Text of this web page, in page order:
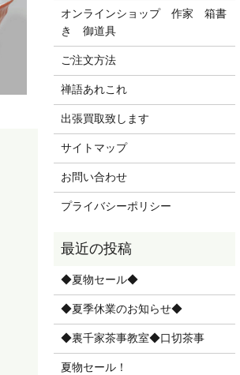
オンラインショップ 作家 箱書
き 御道具
ご注文方法
禅語あれこれ
出張買取致します
サイトマップ
お問い合わせ
プライバシーポリシー
◆夏物セール◆
◆夏季休業のお知らせ◆
◆裏千家茶事教室◆口切茶事
夏物セール！